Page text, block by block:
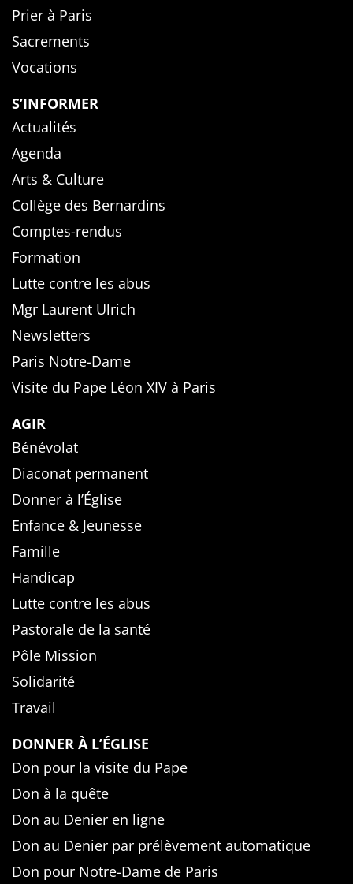
Prier à Paris
Sacrements
Vocations
S’INFORMER
Actualités
Agenda
Arts & Culture
Collège des Bernardins
Comptes-rendus
Formation
Lutte contre les abus
Mgr Laurent Ulrich
Newsletters
Paris Notre-Dame
Visite du Pape Léon XIV à Paris
AGIR
Bénévolat
Diaconat permanent
Donner à l’Église
Enfance & Jeunesse
Famille
Handicap
Lutte contre les abus
Pastorale de la santé
Pôle Mission
Solidarité
Travail
DONNER À L’ÉGLISE
Don pour la visite du Pape
Don à la quête
Don au Denier en ligne
Don au Denier par prélèvement automatique
Don pour Notre-Dame de Paris